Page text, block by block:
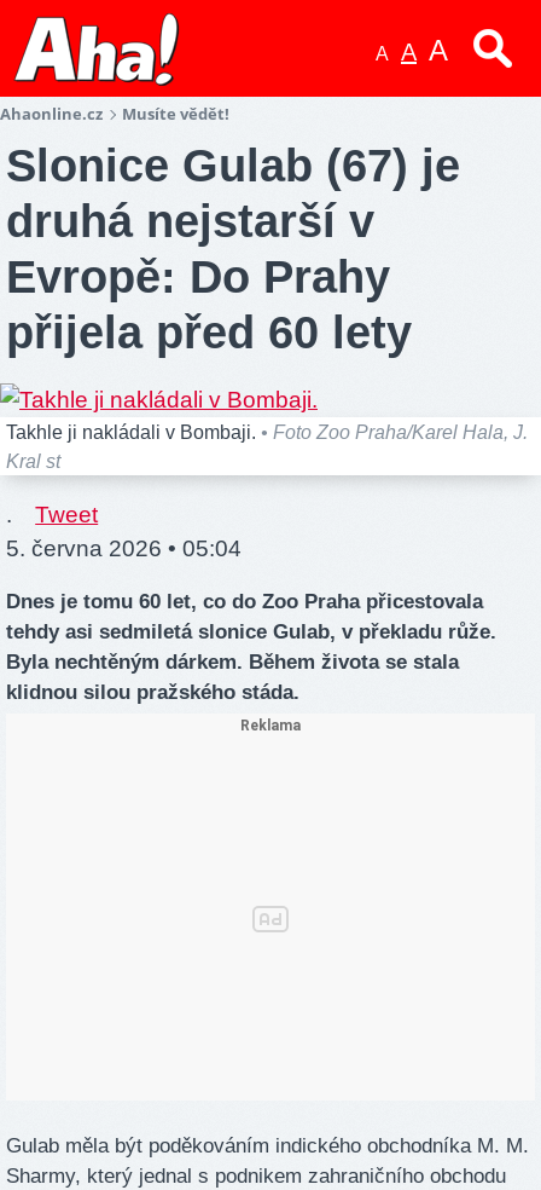
A A A
Ahaonline.cz Musíte vědět!
Slonice Gulab (67) je
druhá nejstarší v
Evropě: Do Prahy
přijela před 60 lety
Takhle ji nakládali v Bombaji. • Foto Zoo Praha/Karel Hala, J.
Kral st
.
Tweet
5. června 2026 • 05:04
Dnes je tomu 60 let, co do Zoo Praha přicestovala
tehdy asi sedmiletá slonice Gulab, v překladu růže.
Byla nechtěným dárkem. Během života se stala
klidnou silou pražského stáda.
Gulab měla být poděkováním indického obchodníka M. M.
Sharmy, který jednal s podnikem zahraničního obchodu